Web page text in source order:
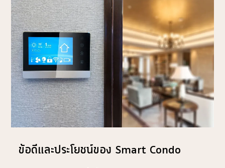
ข้อดีและประโยชน์ของ Smart Condo